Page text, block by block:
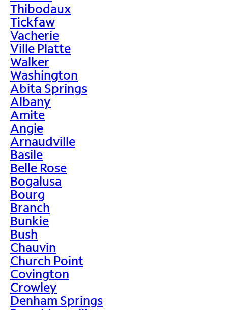
Thibodaux
Tickfaw
Vacherie
Ville Platte
Walker
Washington
Abita Springs
Albany
Amite
Angie
Arnaudville
Basile
Belle Rose
Bogalusa
Bourg
Branch
Bunkie
Bush
Chauvin
Church Point
Covington
Crowley
Denham Springs